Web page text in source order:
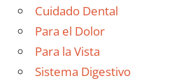
Cuidado Dental
Para el Dolor
Para la Vista
Sistema Digestivo